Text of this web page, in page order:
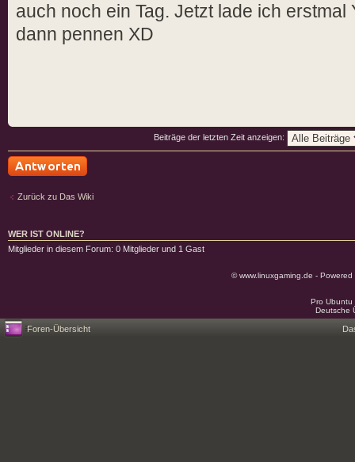
auch noch ein Tag. Jetzt lade ich
dann pennen XD
Beiträge der letzten Zeit anzeigen:
Zurück zu Das Wiki
WER IST ONLINE?
Mitglieder in diesem Forum: 0 Mitglieder und 1 Gast
© www.linuxgaming.de -
Pro
Deutsche
Foren-Übersicht